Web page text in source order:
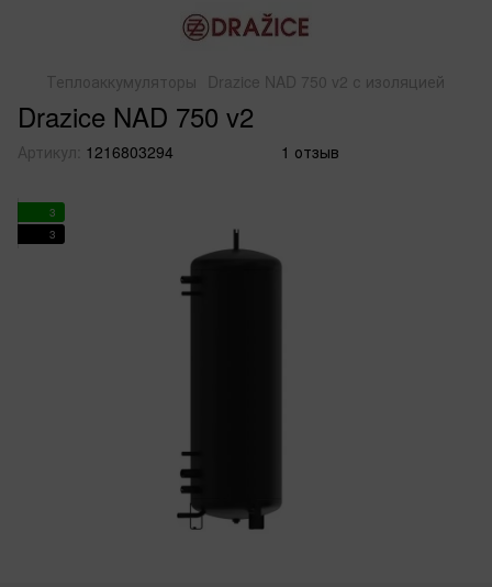
Теплоаккумуляторы Drazice NAD 750 v2 с изоляцией
Drazice NAD 750 v2
Артикул: 1216803294 1 отзыв
3
3